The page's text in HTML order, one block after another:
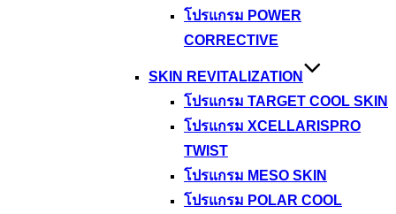
โปรแกรม POWER
CORRECTIVE
SKIN REVITALIZATION
โปรแกรม TARGET COOL SKIN
โปรแกรม XCELLARISPRO
TWIST
โปรแกรม MESO SKIN
โปรแกรม POLAR COOL